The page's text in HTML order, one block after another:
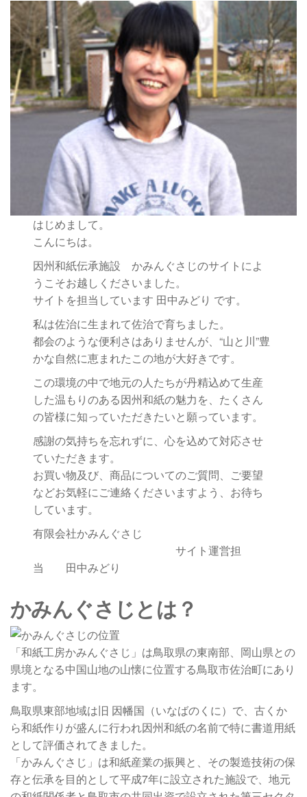
はじめまして。
こんにちは。
因州和紙伝承施設 かみんぐさじのサイトによ
うこそお越しくださいました。
サイトを担当しています 田中みどり です。
私は佐治に生まれて佐治で育ちました。
都会のような便利さはありませんが、“山と川”豊
かな自然に恵まれたこの地が大好きです。
この環境の中で地元の人たちが丹精込めて生産
した温もりのある因州和紙の魅力を、たくさん
の皆様に知っていただきたいと願っています。
感謝の気持ちを忘れずに、心を込めて対応させ
ていただきます。
お買い物及び、商品についてのご質問、ご要望
などお気軽にご連絡くださいますよう、お待ち
しています。
有限会社かみんぐさじ
サイト運営担
当 田中みどり
かみんぐさじとは？
「和紙工房かみんぐさじ」は鳥取県の東南部、岡山県との
県境となる中国山地の山懐に位置する鳥取市佐治町にあり
ます。
鳥取県東部地域は旧 因幡国（いなばのくに）で、古くか
ら和紙作りが盛んに行われ因州和紙の名前で特に書道用紙
として評価されてきました。
「かみんぐさじ」は和紙産業の振興と、その製造技術の保
存と伝承を目的として平成7年に設立された施設で、地元